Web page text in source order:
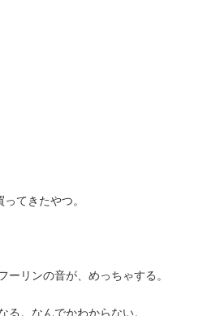
てきたやつ。
リンの音が、めっちゃする。
。なんでかわからない。